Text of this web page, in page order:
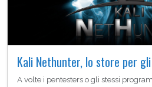
Kali Nethunter, lo store per
A volte i pentesters o gli stessi